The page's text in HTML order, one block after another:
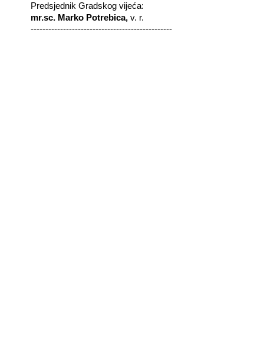
Predsjednik Gradskog vijeća:
mr.sc. Marko Potrebica, v. r.
------------------------------------------------